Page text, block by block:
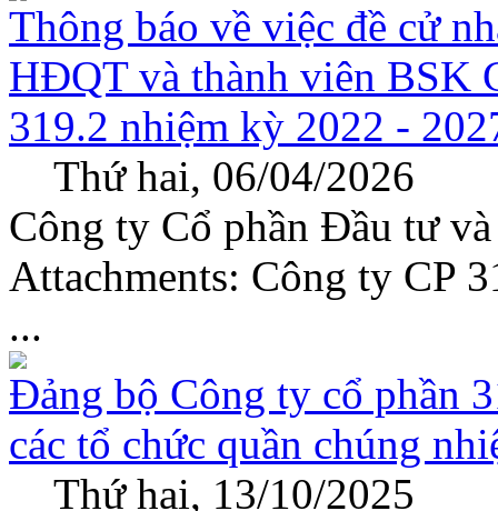
Thông báo về việc đề cử
HĐQT và thành viên BSK
319.2 nhiệm kỳ 2022 -
Thứ hai, 06/04/2026
Công ty Cổ phần Đầu tư
Attachments: Công ty CP
...
Đảng bộ Công ty cổ phần
các tổ chức quần chúng
Thứ hai, 13/10/2025